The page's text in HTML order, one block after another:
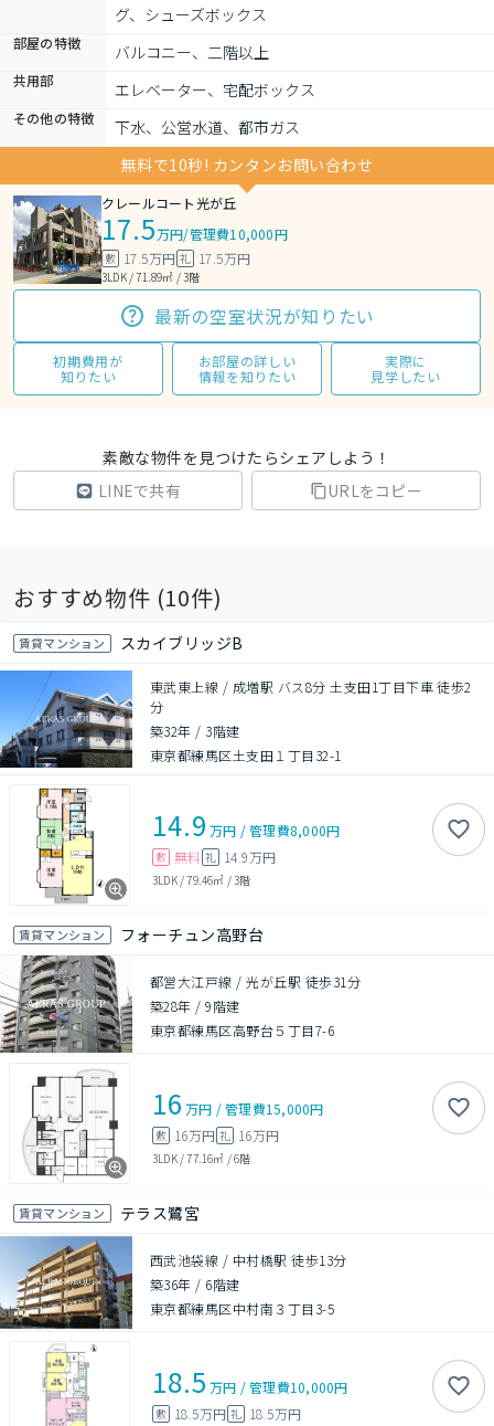
グ、シューズボックス
部屋の特徴 バルコニー、二階以上
共用部 エレベーター、宅配ボックス
その他の特徴
下水、公営水道、都市ガス
無料で10秒! カンタンお問い合わせ
クレールコート光が丘
17.5万円/管理費10,000円
敷 17.5万円 礼 17.5万円
3LDK / 71.89㎡ / 3階
最新の空室状況が知りたい
初期費用が
知りたい
お部屋の詳しい
情報を知りたい
実際に
見学したい
素敵な物件を見つけたらシェアしよう！
LINEで共有
URLをコピー
おすすめ物件 (10件)
賃貸マンション スカイブリッジB
東武東上線 / 成増駅 バス8分 土支田1丁目下車 徒歩2
分
築32年 / 3階建
東京都練馬区土支田１丁目32-1
14.9 万円 /管理費8,000円
敷 無料 礼 14.9万円
3LDK/79.46㎡ /3階
賃貸マンション フォーチュン高野台
都営大江戸線 / 光が丘駅 徒歩31分
築28年 /9階建
東京都練馬区高野台５丁目7-6
16 万円 /管理費15,000円
敷 16万円 礼 16万円
3LDK/77.16㎡ /6階
賃貸マンション テラス鷺宮
西武池袋線 / 中村橋駅 徒歩13分
築36年 / 6階建
東京都練馬区中村南３丁目3-5
18.5 万円 /管理費10,000円
敷 18.5万円 礼 18.5万円